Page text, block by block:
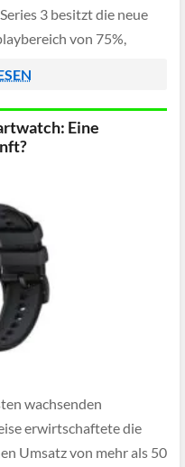
3 besitzt die neue
von 75%,
Eine
wachsenden
erwirtschaftete die
Umsatz von mehr als 50